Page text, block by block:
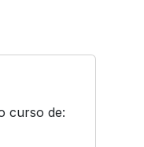
curso de: